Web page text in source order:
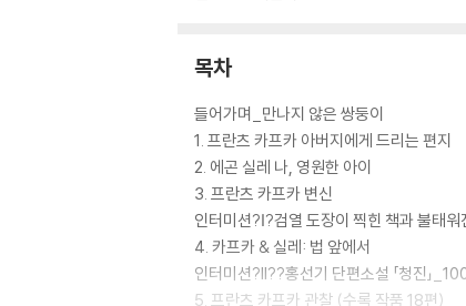
목차
들어가며_만나지 않은 쌍둥이
1. 프란츠 카프카 아버지에게 드리는 편지
2. 에곤 실레 나, 영원한 아이
3. 프란츠 카프카 변신
인터미션?Ⅰ?검열 도장이 찍힌 책과 불태워
4. 카프카 & 실레: 법 앞에서
인터미션?II??홍선기 단편소설 「청진」
5. 프란츠 카프카 관찰 (수록 작품 18편)